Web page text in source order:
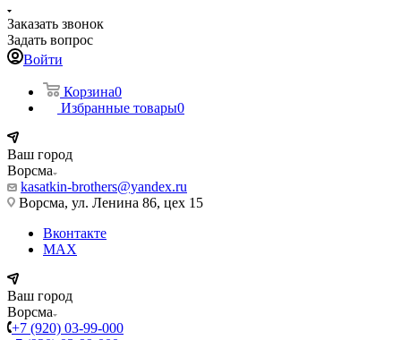
Заказать звонок
Задать вопрос
Войти
Корзина0
Избранные товары0
Ваш город
Ворсма
kasatkin-brothers@yandex.ru
Ворсма, ул. Ленина 86, цех 15
Вконтакте
MAX
Ваш город
Ворсма
+7 (920) 03-99-000